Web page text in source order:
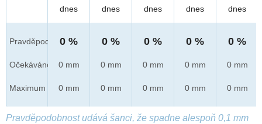
Pravděpod.
Očekáváno
Maximum
dnes
0 %
0 mm
0 mm
dnes
0 %
0 mm
0 mm
dnes
0 %
0 mm
0 mm
dnes
0 %
0 mm
0 mm
dnes
0 %
0 mm
0 mm
Pravděpodobnost udává šanci, že spadne alespoň 0,1 mm